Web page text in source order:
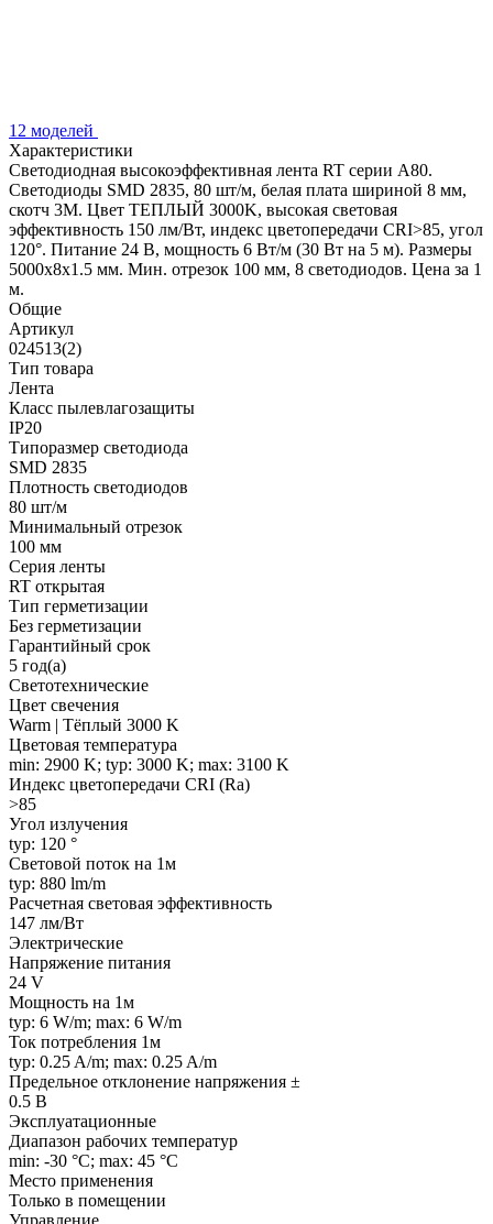
12 моделей
Характеристики
Светодиодная высокоэффективная лента RT серии A80.
Светодиоды SMD 2835, 80 шт/м, белая плата шириной 8 мм,
скотч 3M. Цвет ТЕПЛЫЙ 3000K, высокая световая
эффективность 150 лм/Вт, индекс цветопередачи CRI>85, угол
120°. Питание 24 В, мощность 6 Вт/м (30 Вт на 5 м). Размеры
5000x8x1.5 мм. Мин. отрезок 100 мм, 8 светодиодов. Цена за 1
м.
Общие
Артикул
024513(2)
Тип товара
Лента
Класс пылевлагозащиты
IP20
Типоразмер светодиода
SMD 2835
Плотность светодиодов
80 шт/м
Минимальный отрезок
100 мм
Серия ленты
RT открытая
Тип герметизации
Без герметизации
Гарантийный срок
5 год(а)
Светотехнические
Цвет свечения
Warm | Тёплый 3000 K
Цветовая температура
min: 2900 K; typ: 3000 K; max: 3100 K
Индекс цветопередачи CRI (Ra)
>85
Угол излучения
typ: 120 °
Световой поток на 1м
typ: 880 lm/m
Расчетная световая эффективность
147 лм/Вт
Электрические
Напряжение питания
24 V
Мощность на 1м
typ: 6 W/m; max: 6 W/m
Ток потребления 1м
typ: 0.25 A/m; max: 0.25 A/m
Предельное отклонение напряжения ±
0.5 В
Эксплуатационные
Диапазон рабочих температур
min: -30 °C; max: 45 °C
Место применения
Только в помещении
Управление